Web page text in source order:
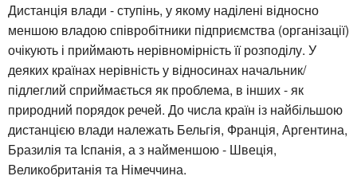
Дистанція влади - ступінь, у якому наділені відносно
меншою владою співробітники підприємства (організації)
очікують і приймають нерівномірність її розподілу. У
деяких країнах нерівність у відносинах начальник/
підлеглий сприймається як проблема, в інших - як
природний порядок речей. До числа країн із найбільшою
дистанцією влади належать Бельгія, Франція, Аргентина,
Бразилія та Іспанія, а з найменшою - Швеція,
Великобританія та Німеччина.